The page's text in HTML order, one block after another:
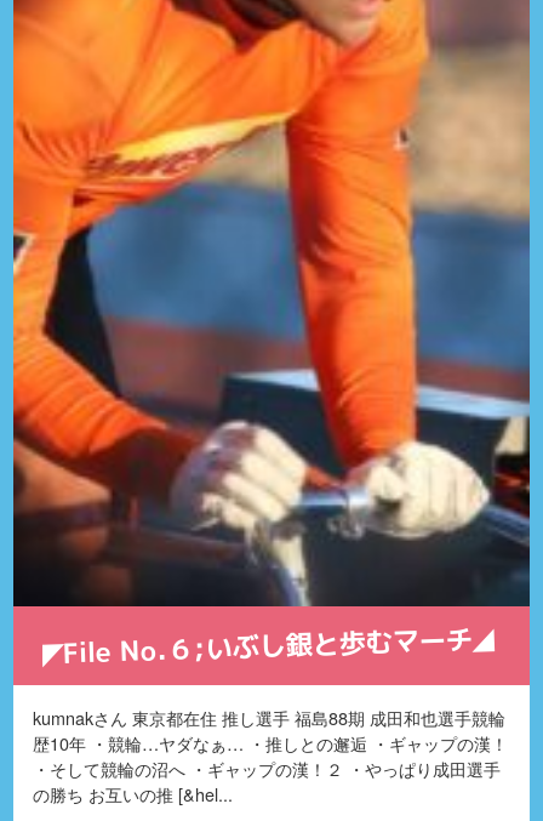
◤File No.６;いぶし銀と歩むマーチ◢
kumnakさん 東京都在住 推し選手 福島88期 成田和也選手競輪
歴10年 ・競輪…ヤダなぁ… ・推しとの邂逅 ・ギャップの漢！
・そして競輪の沼へ ・ギャップの漢！２ ・やっぱり成田選手
の勝ち お互いの推 [&hel...